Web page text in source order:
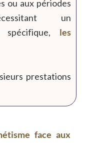
ou aux périodes
un
spécifique,
les
prestations
face aux